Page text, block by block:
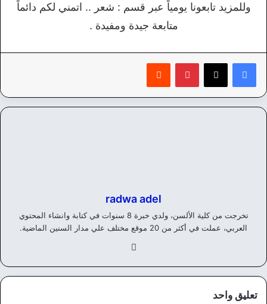
وللمزيد تابعونا يومياً عبر قسم : شعر .. اتمني لكم دائماً
متابعة جيدة ومفيدة .
بينتيريست
radwa adel
تخرجت من كلية الألسن، ولدي خبرة 8 سنوات في كتابة وانشاء المحتوي
العربي، عملت في أكثر من 20 موقع مختلف علي مدار السنين الماضية.
وك
تعليق واحد